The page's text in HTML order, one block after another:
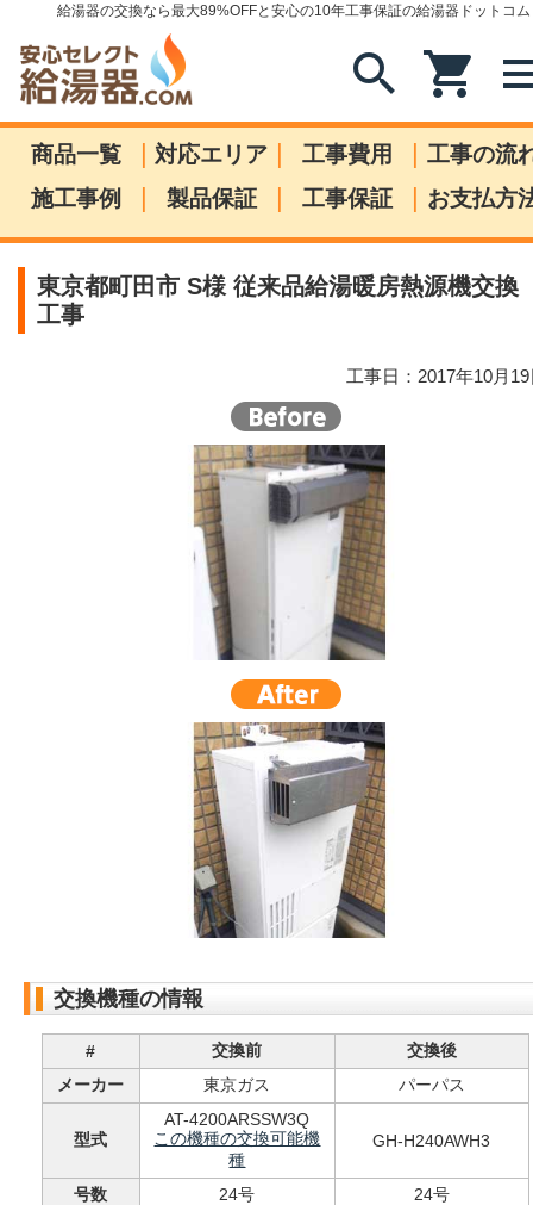
給湯器の交換なら最大89%OFFと安心の10年工事保証の給湯器ドットコム
search shopping_cart
商品一覧 | 対応エリア | 工事費用 | 工事の流
施工事例
| 製品保証 | 工事保証 | お支払方
東京都町田市 S様 従来品給湯暖房熱源機交換
工事
工事日：2017年10月
交換機種の情報
# 交換前
交換後
メーカー
東京ガス パーパス
型式
AT-4200ARSSW3Q
この機種の交換可能機
種
GH-H240AWH3
号数 24号 24号